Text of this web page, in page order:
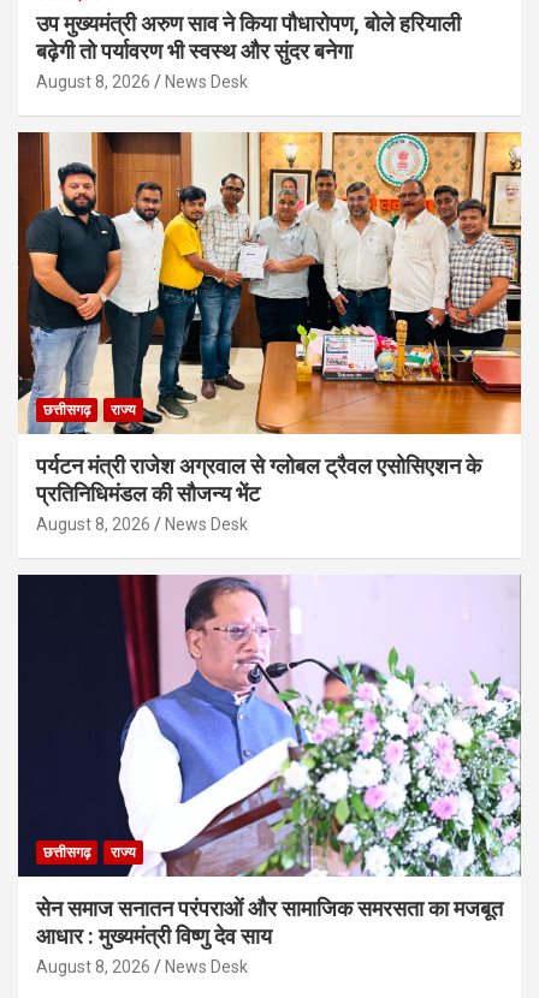
उप मुख्यमंत्री अरुण साव ने किया पौधारोपण, बोले हरियाली
बढ़ेगी तो पर्यावरण भी स्वस्थ और सुंदर बनेगा
August 8, 2026 News Desk
छत्तीसगढ़ राज्य
पर्यटन मंत्री राजेश अग्रवाल से ग्लोबल ट्रैवल एसोसिएशन के
प्रतिनिधिमंडल की सौजन्य भेंट
August 8, 2026 News Desk
छत्तीसगढ़ राज्य
सेन समाज सनातन परंपराओं और सामाजिक समरसता का मजबूत
आधार : मुख्यमंत्री विष्णु देव साय
August 8, 2026 News Desk